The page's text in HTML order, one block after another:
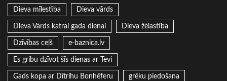
Dieva mīlestība Dieva vārds
Dieva Vārds katrai gada dienai Dieva žēlastība
Dzīvības ceļš e-baznica.lv
Es gribu dzīvot šīs dienas ar Tevi
Gads kopa ar Dītrihu Bonhēferu grēku piedošana